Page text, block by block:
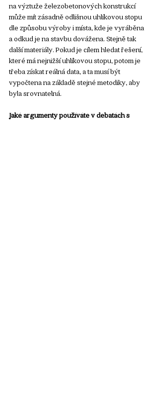
na výztuže železobetonových konstrukcí
může mít zásadně odlišnou uhlíkovou stopu
dle způsobu výroby i místa, kde je vyráběna
a odkud je na stavbu dovážena. Stejně tak
další materiály. Pokud je cílem hledat řešení,
které má nejnižší uhlíkovou stopu, potom je
třeba získat reálná data, a ta musí být
vypočtena na základě stejné metodiky, aby
byla srovnatelná.
Jaké argumenty používáte v debatách s